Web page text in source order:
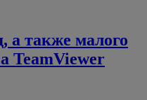
а также малого
TeamViewer